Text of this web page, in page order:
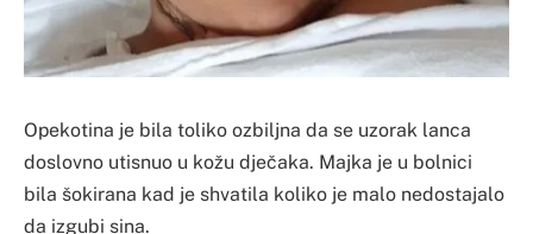
Opekotina je bila toliko ozbiljna da se uzorak lanca
doslovno utisnuo u kožu dječaka. Majka je u bolnici
bila šokirana kad je shvatila koliko je malo nedostajalo
da izgubi sina.